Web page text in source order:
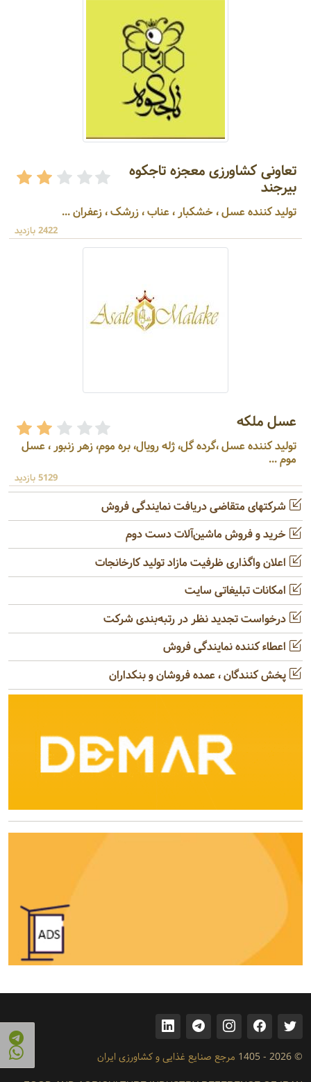
تعاونی کشاورزی معجزه تاجکوه
بیرجند
تولید کننده عسل ، خشکبار ، عناب ، زرشک ، زعفران ...
2422 بازدید
عسل ملکه
تولید کننده عسل ،گرده گل، ژله رویال، بره موم، زهر زنبور ، عسل
موم ...
5129 بازدید
شرکتهای متقاضی دریافت نمایندگی فروش
خرید و فروش ماشین‌آلات دست دوم
اعلان واگذاری ظرفیت مازاد تولید کارخانجات
امکانات تبلیغاتی سایت
درخواست تجدید نظر در رتبه‌بندی شرکت
اعطاء کننده نمایندگی فروش
پخش کنندگان ، عمده فروشان و بنکداران
© 2026 - 1405 مرجع صنایع غذایی و کشاورزی ایران